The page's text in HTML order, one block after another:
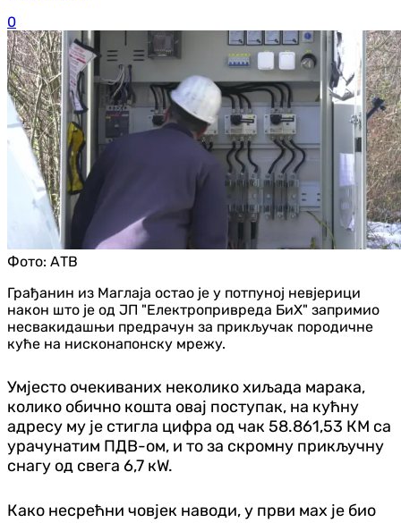
0
Фото: АТВ
Грађанин из Маглаја остао је у потпуној невјерици
након што је од ЈП "Електропривреда БиХ" запримио
несвакидашњи предрачун за прикључак породичне
куће на нисконапонску мрежу.
Умјесто очекиваних неколико хиљада марака,
колико обично кошта овај поступак, на кућну
адресу му је стигла цифра од чак 58.861,53 КМ са
урачунатим ПДВ-ом, и то за скромну прикључну
снагу од свега 6,7 кW.
Како несрећни човјек наводи, у први мах је био